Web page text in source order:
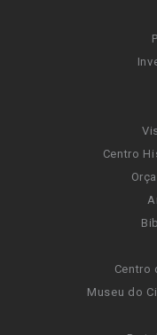
Centro
Centro
Museu do